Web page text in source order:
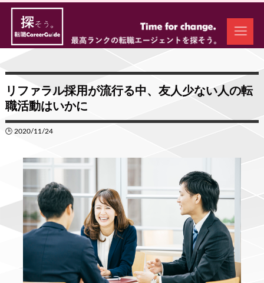
リファラル採用が流行る中、友人少ない人の転
職活動はいかに
🕒 2020/11/24